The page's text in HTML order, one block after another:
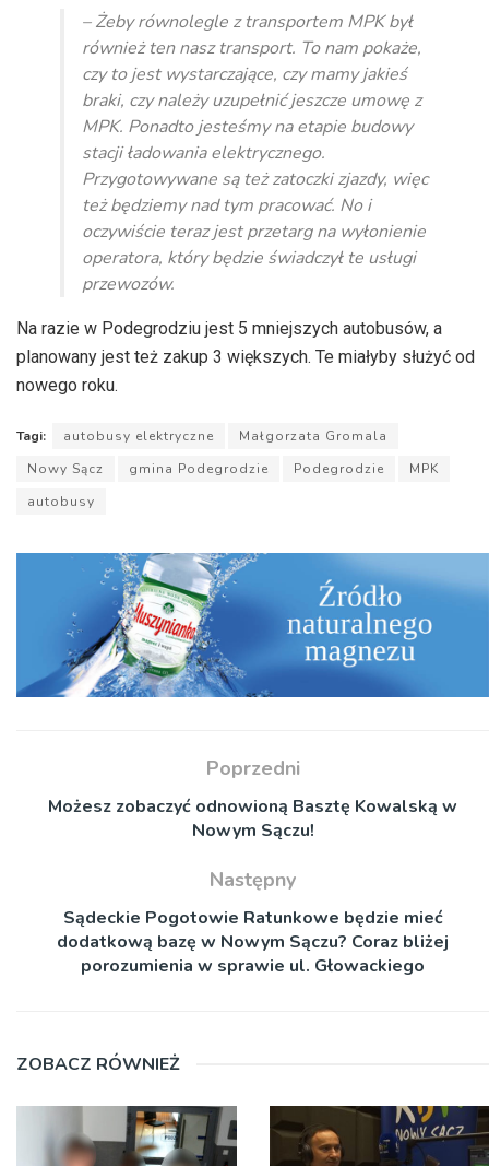
dźwiękowych– Żeby równolegle z transportem MPK był
również ten nasz transport. To nam pokaże,
czy to jest wystarczające, czy mamy jakieś
braki, czy należy uzupełnić jeszcze umowę z
MPK. Ponadto jesteśmy na etapie budowy
stacji ładowania elektrycznego.
Przygotowywane są też zatoczki zjazdy, więc
też będziemy nad tym pracować. No i
oczywiście teraz jest przetarg na wyłonienie
operatora, który będzie świadczył te usługi
przewozów.
Na razie w Podegrodziu jest 5 mniejszych autobusów, a
planowany jest też zakup 3 większych. Te miałyby służyć od
nowego roku.
Tagi: autobusy elektryczne
Małgorzata Gromala
Nowy Sącz
gmina Podegrodzie Podegrodzie
MPK
autobusy
Poprzedni
Możesz zobaczyć odnowioną Basztę Kowalską w
Nowym Sączu!
Następny
Sądeckie Pogotowie Ratunkowe będzie mieć
dodatkową bazę w Nowym Sączu? Coraz bliżej
porozumienia w sprawie ul. Głowackiego
ZOBACZ RÓWNIEŻ